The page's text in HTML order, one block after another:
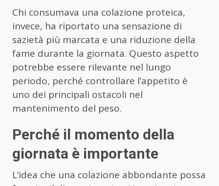
Chi consumava una colazione proteica,
invece, ha riportato una sensazione di
sazietà più marcata e una riduzione della
fame durante la giornata. Questo aspetto
potrebbe essere rilevante nel lungo
periodo, perché controllare l’appetito è
uno dei principali ostacoli nel
mantenimento del peso.
Perché il momento della
giornata è importante
L’idea che una colazione abbondante possa